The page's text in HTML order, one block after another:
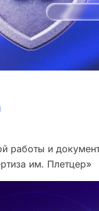
работы и
им. Плетцер»